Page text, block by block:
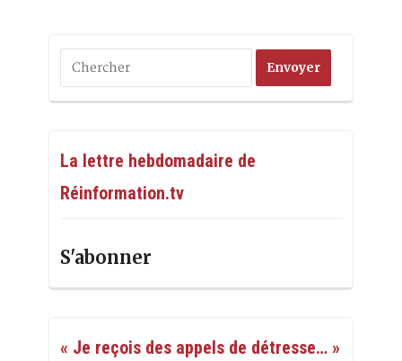
La lettre hebdomadaire de
Réinformation.tv
S'abonner
« Je reçois des appels de détresse… »